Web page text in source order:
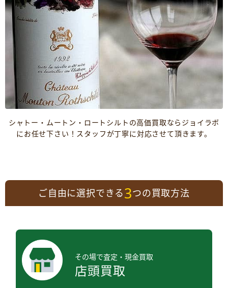
シャトー・ムートン・ロートシルトの高価買取ならジョイラボ
にお任せ下さい！スタッフが丁寧に対応させて頂きます。
ご自由に選択できる3つの買取方法
その場で査定・現金買取
店頭買取